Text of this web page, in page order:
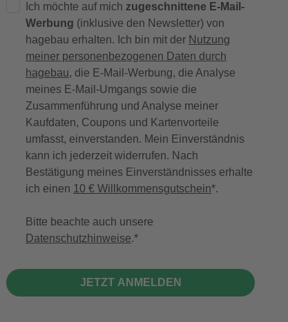
Ich möchte auf mich zugeschnittene E-Mail-
Werbung (inklusive den Newsletter) von
hagebau erhalten. Ich bin mit der Nutzung
meiner personenbezogenen Daten durch
hagebau, die E-Mail-Werbung, die Analyse
meines E-Mail-Umgangs sowie die
Zusammenführung und Analyse meiner
Kaufdaten, Coupons und Kartenvorteile
umfasst, einverstanden. Mein Einverständnis
kann ich jederzeit widerrufen. Nach
Bestätigung meines Einverständnisses erhalte
ich einen 10 € Willkommensgutschein*.
Bitte beachte auch unsere
Datenschutzhinweise.
JETZT ANMELDEN